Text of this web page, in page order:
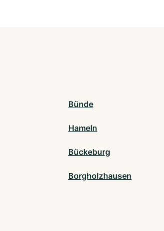
Bünde
Hameln
Bückeburg
Borgholzhausen